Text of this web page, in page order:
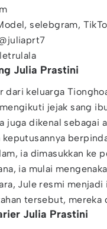
selebgram,
Julia Prastini
dari keluarga
jejak sang
juga dikenal sebagai
ia dimasukkan ke
ia mulai
Jule resmi
tersebut, mereka
Julia Prastini